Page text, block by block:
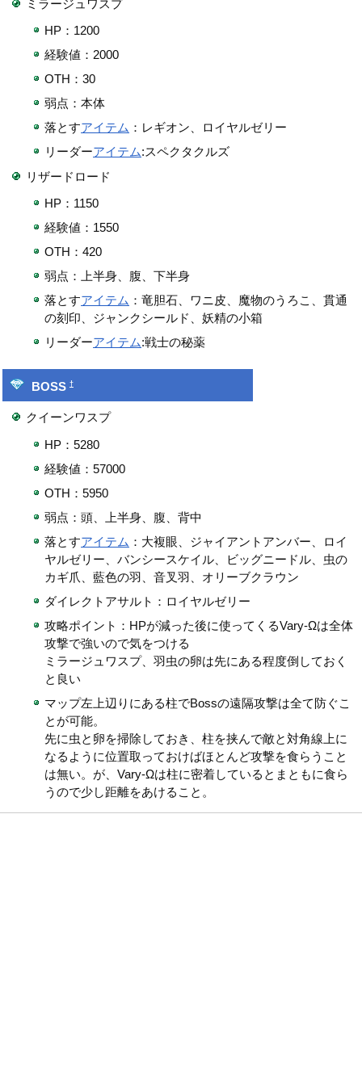
ミラージュワスプ
HP：1200
経験値：2000
OTH：30
弱点：本体
落とすアイテム ：レギオン、ロイヤルゼリー
リーダーアイテム:スペクタクルズ
リザードロード
HP：1150
経験値：1550
OTH：420
弱点：上半身、腹、下半身
落とすアイテム ：竜胆石、ワニ皮、魔物のうろこ、貫通
の刻印、ジャンクシールド、妖精の小箱
リーダーアイテム:戦士の秘薬
BOSS †
クイーンワスプ
HP：5280
経験値：57000
OTH：5950
弱点：頭、上半身、腹、背中
落とすアイテム ：大複眼、ジャイアントアンバー、ロイ
ヤルゼリー、バンシースケイル、ビッグニードル、虫の
カギ爪、藍色の羽、音叉羽、オリーブクラウン
ダイレクトアサルト：ロイヤルゼリー
攻略ポイント：HPが減った後に使ってくるVary-Ωは全体
攻撃で強いので気をつける
ミラージュワスプ、羽虫の卵は先にある程度倒しておく
と良い
マップ左上辺りにある柱でBossの遠隔攻撃は全て防ぐこ
とが可能。
先に虫と卵を掃除しておき、柱を挟んで敵と対角線上に
なるように位置取っておけばほとんど攻撃を食らうこと
は無い。が、Vary-Ωは柱に密着しているとまともに食ら
うので少し距離をあけること。